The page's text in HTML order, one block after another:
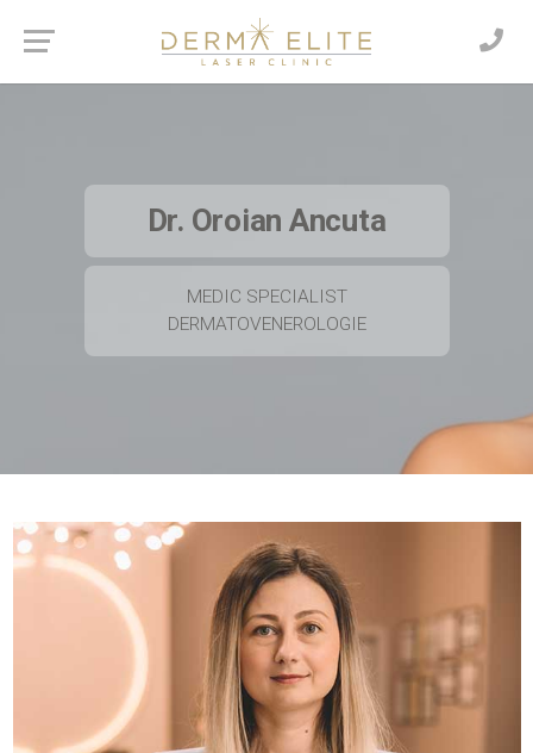
Dr. Oroian Ancuta
MEDIC SPECIALIST
DERMATOVENEROLOGIE